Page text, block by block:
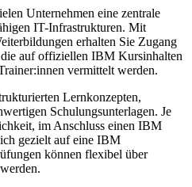
Unternehmen eine zentrale
IT-Infrastrukturen. Mit
erhalten Sie Zugang
auf offiziellen IBM Kursinhalten
vermittelt werden.
Lernkonzepten,
Schulungsunterlagen. Je
im Anschluss einen IBM
gezielt auf eine IBM
können flexibel über